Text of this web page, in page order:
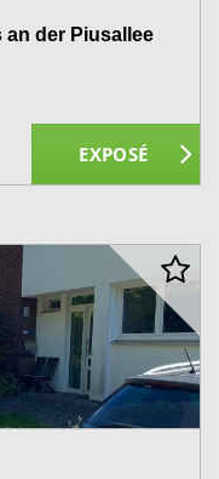
der Piusallee